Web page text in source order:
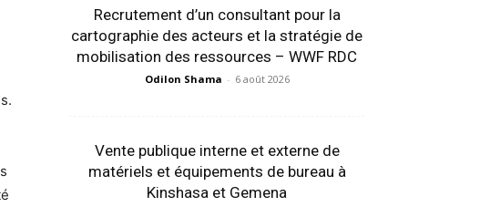
Recrutement d’un consultant pour la
cartographie des acteurs et la stratégie de
mobilisation des ressources – WWF RDC
Odilon Shama - 6 août 2026
Vente publique interne et externe de
matériels et équipements de bureau à
Kinshasa et Gemena